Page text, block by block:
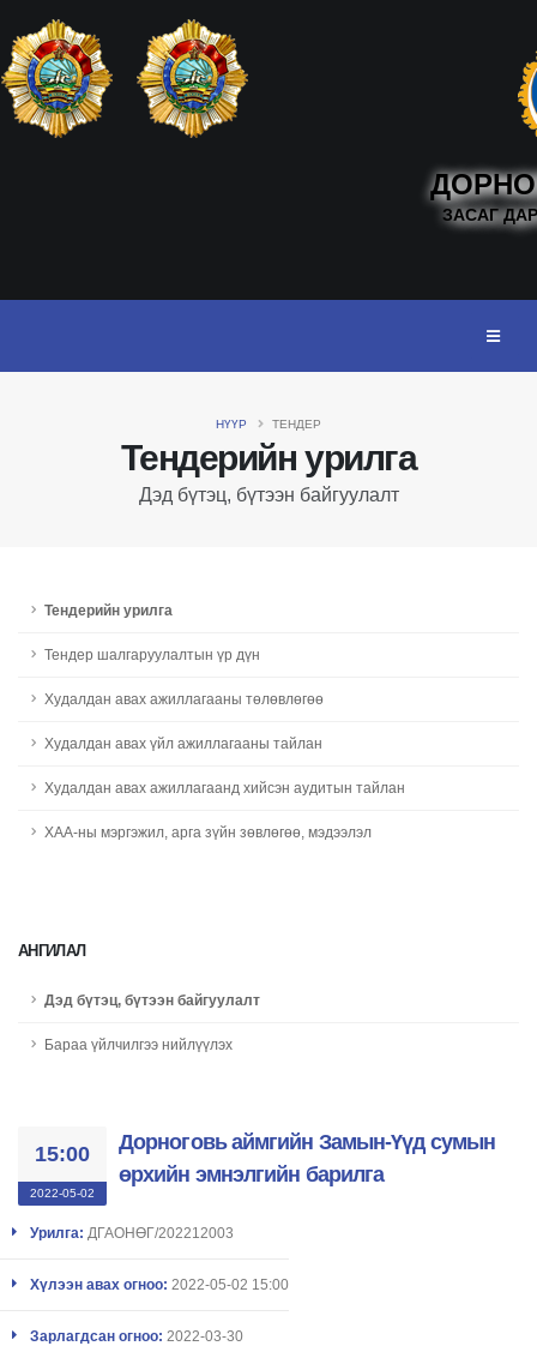
ЗАСАГ
Тендерийн урилга
Дэд бүтэц, бүтээн байгуулалт
НҮҮР ТЕНДЕР
Тендерийн урилга
Тендер шалгаруулалтын үр дүн
Худалдан авах ажиллагааны төлөвлөгөө
Худалдан авах үйл ажиллагааны тайлан
Худалдан авах ажиллагаанд хийсэн аудитын тайлан
ХАА-ны мэргэжил, арга зүйн зөвлөгөө, мэдээлэл
АНГИЛАЛ
Дэд бүтэц, бүтээн байгуулалт
Бараа үйлчилгээ нийлүүлэх
15:00
2022-05-02
Дорноговь аймгийн Замын-Үүд сумын
өрхийн эмнэлгийн барилга
Урилга: ДГАОНӨГ/202212003
Хүлээн авах огноо: 2022-05-02 15:00
Зарлагдсан огноо: 2022-03-30